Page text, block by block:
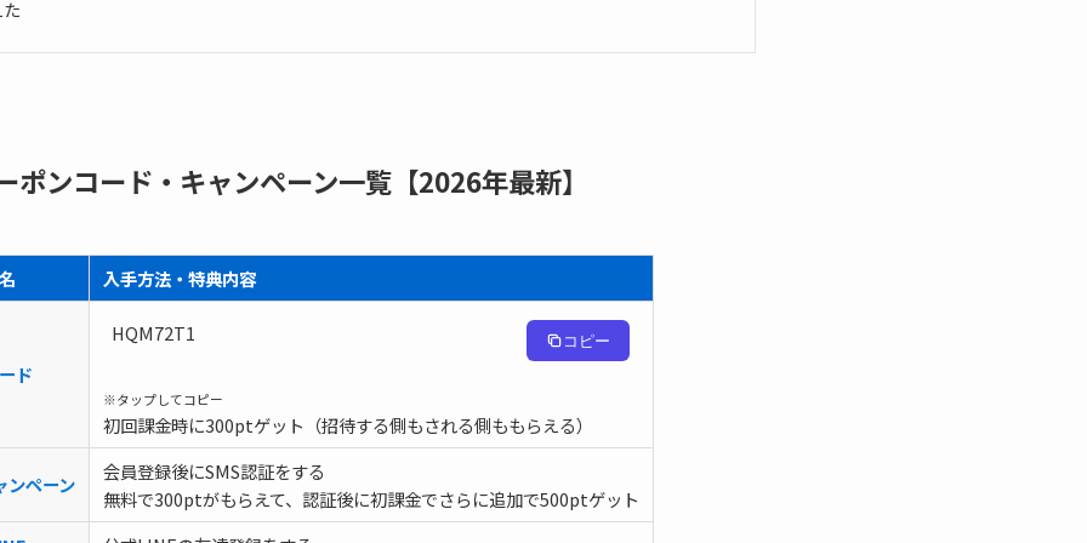
ポンコード・キャンペーン一覧【2026年最新】
入手方法・特典内容
ド
HQM72T1 コピー
※タップしてコピー
初回課金時に300ptゲット（招待する側もされる側ももらえる）
ンペーン
会員登録後にSMS認証をする
無料で300ptがもらえて、認証後に初課金でさらに追加で500ptゲット